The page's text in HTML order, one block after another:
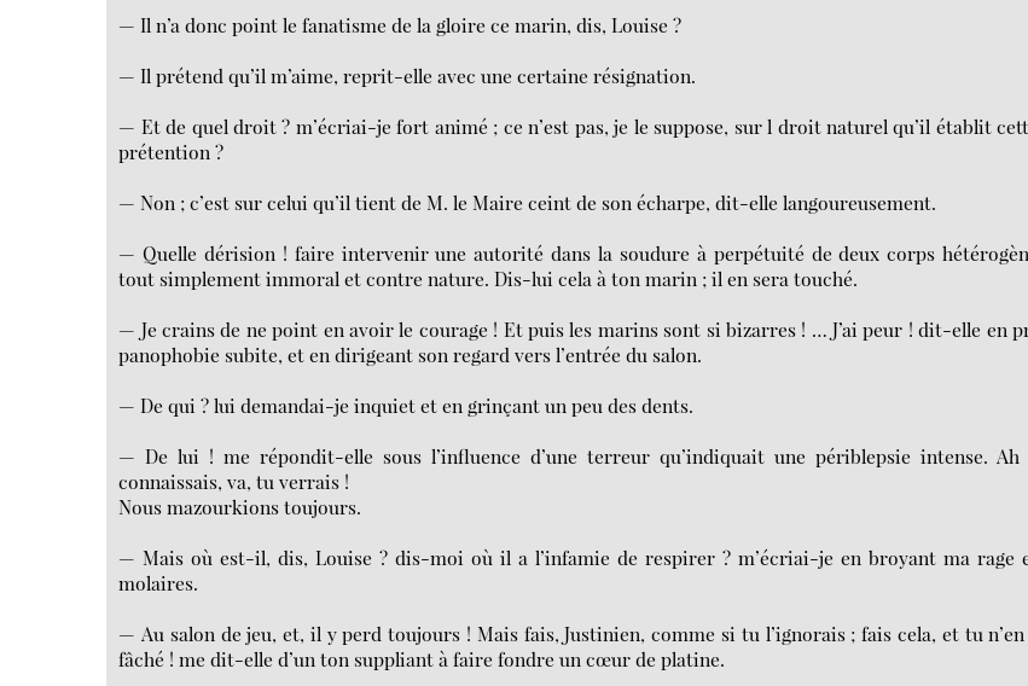
— Il n’a donc point le fanatisme de la gloire ce marin, dis, Louise ?
— Il prétend qu’il m’aime, reprit-elle avec une certaine résignation.
— Et de quel droit ? m’écriai-je fort animé ; ce n’est pas, je le suppose, sur l droit naturel qu’il établit
prétention ?
— Non ; c’est sur celui qu’il tient de M. le Maire ceint de son écharpe, dit-elle langoureusement.
— Quelle dérision ! faire intervenir une autorité dans la soudure à perpétuité de deux corps
tout simplement immoral et contre nature. Dis-lui cela à ton marin ; il en sera touché.
— Je crains de ne point en avoir le courage ! Et puis les marins sont si bizarres ! … J’ai peur ! dit-elle en
panophobie subite, et en dirigeant son regard vers l’entrée du salon.
— De qui ? lui demandai-je inquiet et en grinçant un peu des dents.
— De lui ! me répondit-elle sous l’influence d’une terreur qu’indiquait une périblepsie intense.
connaissais, va, tu verrais !
Nous mazourkions toujours.
— Mais où est-il, dis, Louise ? dis-moi où il a l’infamie de respirer ? m’écriai-je en broyant ma rage
molaires.
— Au salon de jeu, et, il y perd toujours ! Mais fais, Justinien, comme si tu l’ignorais ; fais cela, et tu n’en
fâché ! me dit-elle d’un ton suppliant à faire fondre un cœur de platine.